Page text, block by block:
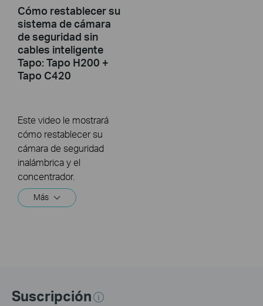
Cómo restablecer su
sistema de cámara
de seguridad sin
cables inteligente
Tapo: Tapo H200 +
Tapo C420
Este video le mostrará
cómo restablecer su
cámara de seguridad
inalámbrica y el
concentrador.
Más
Suscripción